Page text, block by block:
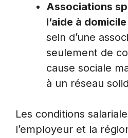
Associations
l’aide à domicile
sein d’une
seulement de
cause sociale
à un réseau
Les conditions
l’employeur et la